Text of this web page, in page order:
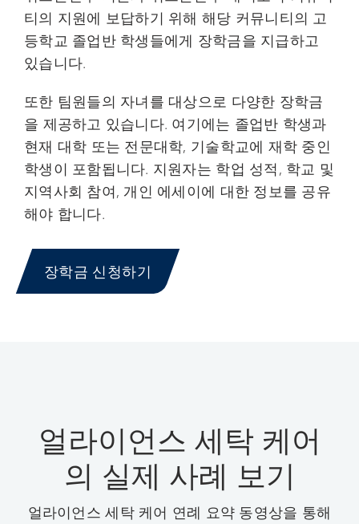
티의 지원에 보답하기 위해 해당 커뮤니티의 고
등학교 졸업반 학생들에게 장학금을 지급하고
있습니다.
또한 팀원들의 자녀를 대상으로 다양한 장학금
을 제공하고 있습니다. 여기에는 졸업반 학생과
현재 대학 또는 전문대학, 기술학교에 재학 중인
학생이 포함됩니다. 지원자는 학업 성적, 학교 및
지역사회 참여, 개인 에세이에 대한 정보를 공유
해야 합니다.
장학금 신청하기
얼라이언스 세탁 케어
의 실제 사례 보기
얼라이언스 세탁 케어 연례 요약 동영상을 통해